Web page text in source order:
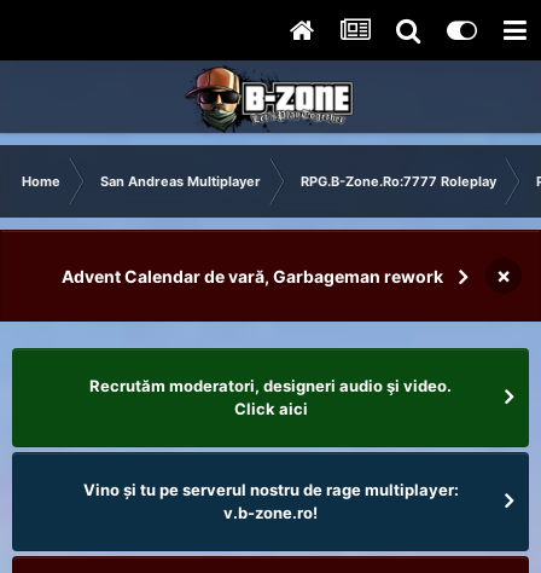
Home San Andreas Multiplayer RPG.B-Zone.Ro:7777 Roleplay
Advent Calendar de vară, Garbageman rework ×
Recrutăm moderatori, designeri audio şi video.
Click aici
Vino și tu pe serverul nostru de rage multiplayer:
v.b-zone.ro!